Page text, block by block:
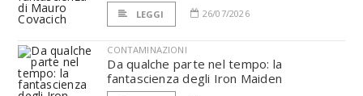
LEGGI 26/07/2026
CONTAMINAZIONI
Da qualche parte nel tempo: la
fantascienza degli Iron Maiden